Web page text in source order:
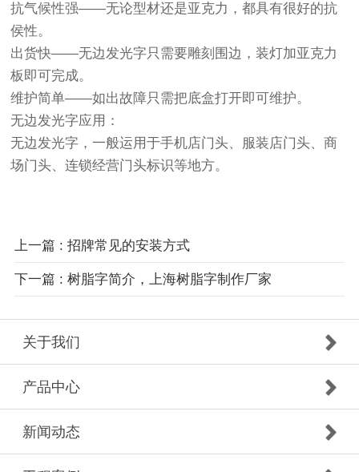
抗气候性强——无论型材还是亚克力，都具有很好的抗
侯性。
出货快——无边发光字只需要雕刻围边，装灯加亚克力
板即可完成。
维护简单——如出故障只需把底盒打开即可维护。
无边发光字应用：
无边发光字，一般运用于手机店门头、服装店门头、商
场门头、连锁经营门头标识等地方。
上一篇 : 招牌常见的安装方式
下一篇 : 树脂字简介，上海树脂字制作厂家
关于我们
产品中心
新闻动态